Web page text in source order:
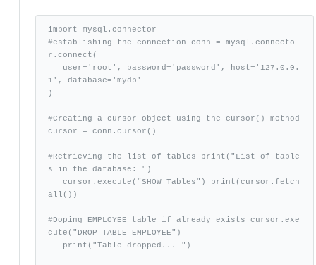
import mysql.connector
#establishing the connection conn = mysql.connecto
r.connect(
1', database='mydb'
)
#Creating a cursor object using the cursor() method
cursor = conn.cursor()
#Retrieving the list of tables print("List of table
s in the database: ")
all())
#Doping EMPLOYEE table if already exists cursor.exe
cute("DROP TABLE EMPLOYEE")